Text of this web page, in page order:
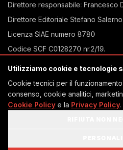
Direttore responsabile: Francesco
Direttore Editoriale Stefano Salerno
Licenza SIAE numero 8780
Codice SCF C0128270 nr.2/19.
Iscrizione ROC
32232/2018
Torino, TO, Italia
Mappa del sitoCondizioni generali
Utilizziamo cookie e tecnologie
Cookie tecnici per il
consenso, cookie analitici,
Cookie Policy e la Privacy Policy.